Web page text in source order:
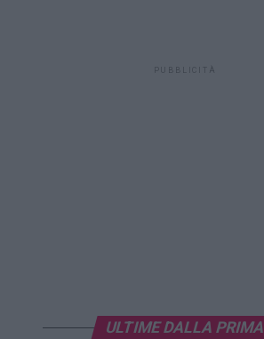
PUBBLICITÀ
ULTIME DALLA PRIMA